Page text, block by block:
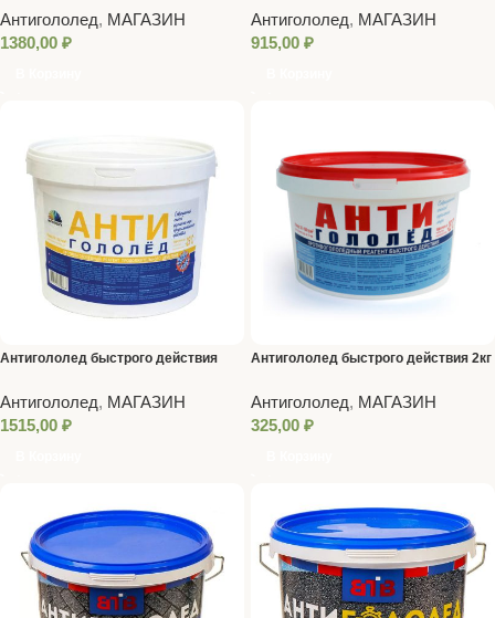
Антигололед, МАГАЗИН
1380,00 ₽
Антигололед, МАГАЗИН
915,00 ₽
Антигололед быстрого действия
Антигололед, МАГАЗИН
1515,00 ₽
Антигололед быстрого действия 2кг
Антигололед, МАГАЗИН
325,00 ₽